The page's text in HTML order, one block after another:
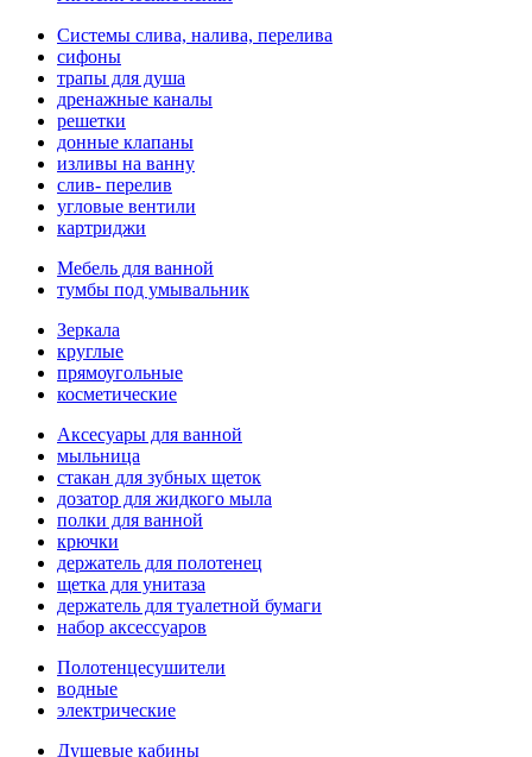
Системы слива, налива, перелива
cифоны
трапы для душа
дренажные каналы
решетки
донные клапаны
изливы на ванну
слив- перелив
угловые вентили
картриджи
Мебель для ванной
тумбы под умывальник
Зеркала
круглые
прямоугольные
косметические
Аксесуары для ванной
мыльница
стакан для зубных щеток
дозатор для жидкого мыла
полки для ванной
крючки
держатель для полотенец
щетка для унитаза
держатель для туалетной бумаги
набор аксессуаров
Полотенцесушители
водные
электрические
Душевые кабины